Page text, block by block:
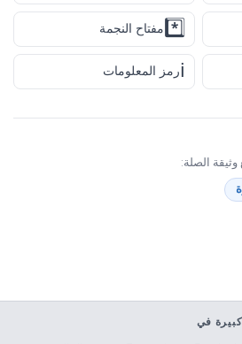
*️⃣ مفتاح النجمة
ℹ️رمز المعلومات
الصلة:
في